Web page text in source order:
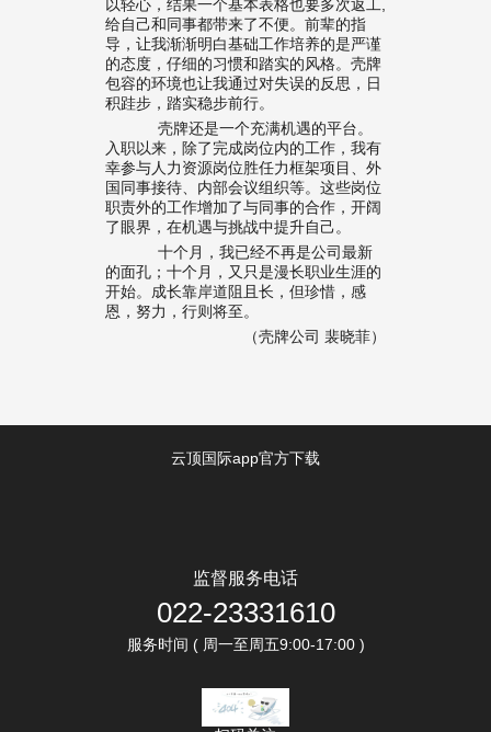
以轻心，结果一个基本表格也要多次返工,
给自己和同事都带来了不便。前辈的指
导，让我渐渐明白基础工作培养的是严谨
的态度，仔细的习惯和踏实的风格。壳牌
包容的环境也让我通过对失误的反思，日
积跬步，踏实稳步前行。
壳牌还是一个充满机遇的平台。
入职以来，除了完成岗位内的工作，我有
幸参与人力资源岗位胜任力框架项目、外
国同事接待、内部会议组织等。这些岗位
职责外的工作增加了与同事的合作，开阔
了眼界，在机遇与挑战中提升自己。
十个月，我已经不再是公司最新
的面孔；十个月，又只是漫长职业生涯的
开始。成长靠岸道阻且长，但珍惜，感
恩，努力，行则将至。
（壳牌公司 裴晓菲）
云顶国际app官方下载
监督服务电话
022-23331610
服务时间 ( 周一至周五9:00-17:00 )